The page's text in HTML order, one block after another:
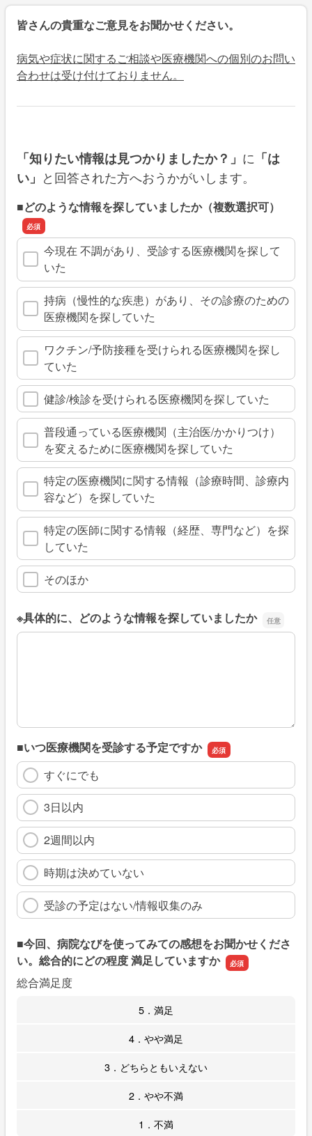
皆さんの貴重なご意見をお聞かせください。
病気や症状に関するご相談や医療機関への個別のお問い
合わせは受け付けておりません。
「知りたい情報は見つかりましたか？」 に 「は
い」 と回答された方へおうかがいします。
■どのような情報を探していましたか（複数選択可）
今現在 不調があり、受診する医療機関を探して
いた
持病（慢性的な疾患）があり、その診療のための
医療機関を探していた
ワクチン/予防接種を受けられる医療機関を探し
ていた
健診/検診を受けられる医療機関を探していた
普段通っている医療機関（主治医/かかりつけ）
を変えるために医療機関を探していた
特定の医療機関に関する情報（診療時間、診療内
容など）を探していた
特定の医師に関する情報（経歴、専門など）を探
していた
そのほか
※具体的に、どのような情報を探していましたか
※具体的に、どのような情報を探していましたか
■いつ医療機関を受診する予定ですか
すぐにでも
3日以内
2週間以内
時期は決めていない
受診の予定はない/情報収集のみ
■今回、病院なびを使ってみての感想をお聞かせくださ
い。総合的にどの程度 満足していますか
総合満足度
5．満足
4．やや満足
3．どちらともいえない
2．やや不満
1．不満